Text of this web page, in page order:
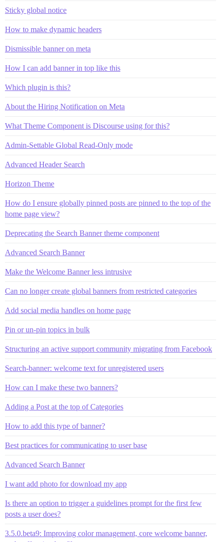
Sticky global notice
How to make dynamic headers
Dismissible banner on meta
How I can add banner in top like this
Which plugin is this?
About the Hiring Notification on Meta
What Theme Component is Discourse using for this?
Admin-Settable Global Read-Only mode
Advanced Header Search
Horizon Theme
How do I ensure globally pinned posts are pinned to the top of the
home page view?
Deprecating the Search Banner theme component
Advanced Search Banner
Make the Welcome Banner less intrusive
Can no longer create global banners from restricted categories
Add social media handles on home page
Pin or un-pin topics in bulk
Structuring an active support community migrating from Facebook
Search-banner: welcome text for unregistered users
How can I make these two banners?
Adding a Post at the top of Categories
How to add this type of banner?
Best practices for communicating to user base
Advanced Search Banner
I want add photo for download my app
Is there an option to trigger a guidelines prompt for the first few
posts a user does?
3.5.0.beta9: Improving color management, core welcome banner,